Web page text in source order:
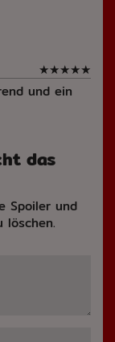
★★★★★
und ein
das
Spoiler und
löschen.